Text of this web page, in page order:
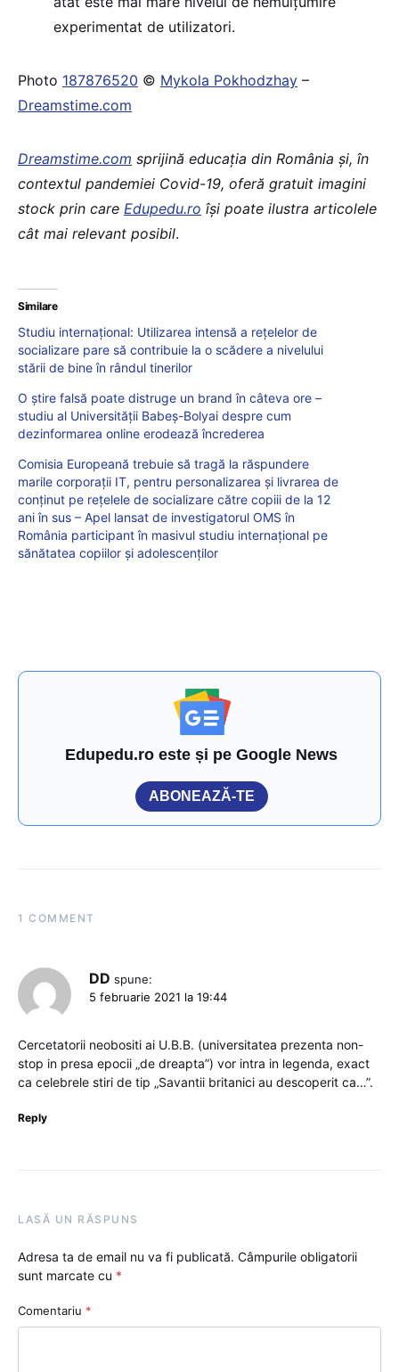
experimentat de utilizatori.
Photo 187876520 © Mykola Pokhodzhay –
Dreamstime.com
Dreamstime.com sprijină educaţia din România şi, în
contextul pandemiei Covid-19, oferă gratuit imagini
stock prin care Edupedu.ro îşi poate ilustra articolele
cât mai relevant posibil.
Similare
Studiu internațional: Utilizarea intensă a reţelelor de
socializare pare să contribuie la o scădere a nivelului
stării de bine în rândul tinerilor
O știre falsă poate distruge un brand în câteva ore –
studiu al Universității Babeș-Bolyai despre cum
dezinformarea online erodează încrederea
Comisia Europeană trebuie să tragă la răspundere
marile corporații IT, pentru personalizarea și livrarea de
conținut pe rețelele de socializare către copiii de la 12
ani în sus – Apel lansat de investigatorul OMS în
România participant în masivul studiu internațional pe
sănătatea copiilor și adolescenților
Edupedu.ro este și pe Google News
ABONEAZĂ-TE
1 COMMENT
DD spune:
5 februarie 2021 la 19:44
Cercetatorii neobositi ai U.B.B. (universitatea prezenta non-
stop in presa epocii „de dreapta”) vor intra in legenda, exact
ca celebrele stiri de tip „Savantii britanici au descoperit ca…”.
Reply
LASĂ UN RĂSPUNS
Adresa ta de email nu va fi publicată. Câmpurile obligatorii
sunt marcate cu *
Comentariu *